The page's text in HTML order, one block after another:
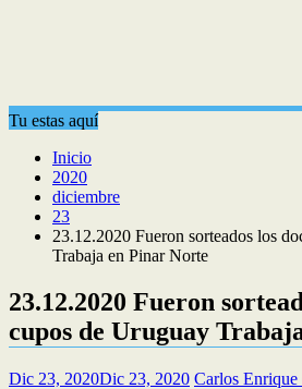
Tu estas aquí
Inicio
2020
diciembre
23
23.12.2020 Fueron sorteados los
Trabaja en Pinar Norte
23.12.2020 Fueron
cupos de Uruguay
Dic 23, 2020Dic 23, 2020 Carlos Enrique